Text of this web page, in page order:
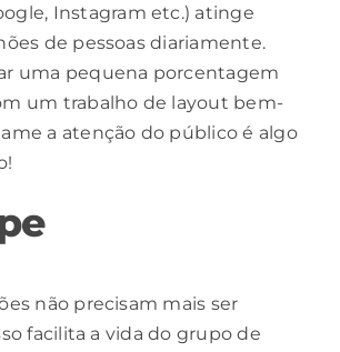
, Instagram etc.) atinge
de pessoas diariamente.
uma pequena porcentagem
um trabalho de layout bem-
a atenção do público é algo
não precisam mais ser
facilita a vida do grupo de